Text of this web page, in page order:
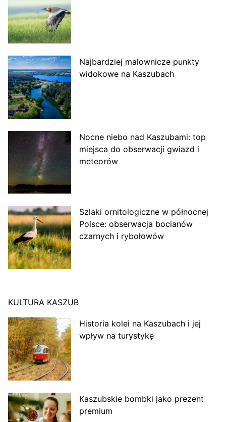
Najbardziej malownicze punkty
widokowe na Kaszubach
Nocne niebo nad Kaszubami: top
miejsca do obserwacji gwiazd i
meteorów
Szlaki ornitologiczne w północnej
Polsce: obserwacja bocianów
czarnych i rybołowów
KULTURA KASZUB
Historia kolei na Kaszubach i jej
wpływ na turystykę
Kaszubskie bombki jako prezent
premium